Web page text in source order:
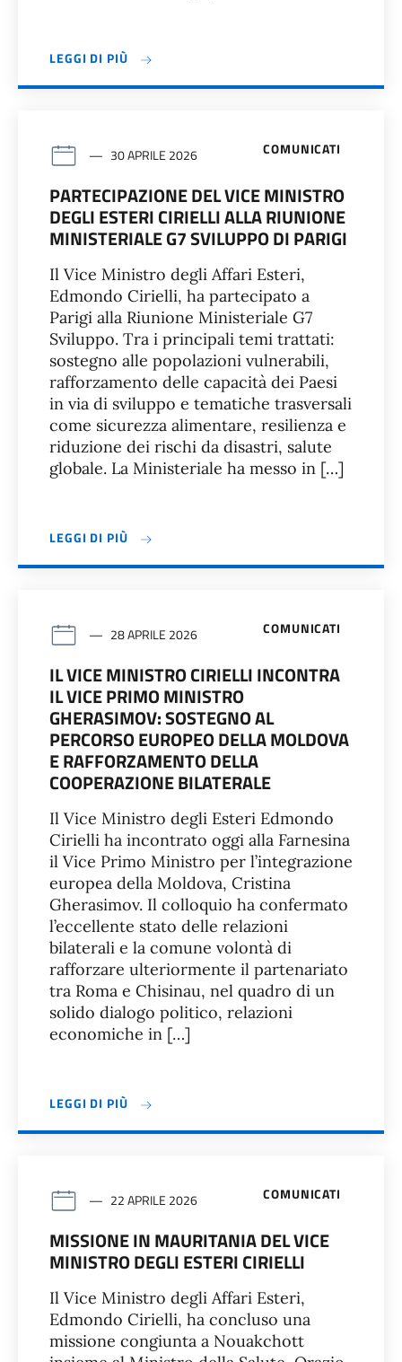
LEGGI DI PIÙ
COMUNICATI
30 APRILE 2026
PARTECIPAZIONE DEL VICE MINISTRO
DEGLI ESTERI CIRIELLI ALLA RIUNIONE
MINISTERIALE G7 SVILUPPO DI PARIGI
Il Vice Ministro degli Affari Esteri,
Edmondo Cirielli, ha partecipato a
Parigi alla Riunione Ministeriale G7
Sviluppo. Tra i principali temi trattati:
sostegno alle popolazioni vulnerabili,
rafforzamento delle capacità dei Paesi
in via di sviluppo e tematiche trasversali
come sicurezza alimentare, resilienza e
riduzione dei rischi da disastri, salute
globale. La Ministeriale ha messo in […]
LEGGI DI PIÙ
COMUNICATI
28 APRILE 2026
IL VICE MINISTRO CIRIELLI INCONTRA
IL VICE PRIMO MINISTRO
GHERASIMOV: SOSTEGNO AL
PERCORSO EUROPEO DELLA MOLDOVA
E RAFFORZAMENTO DELLA
COOPERAZIONE BILATERALE
Il Vice Ministro degli Esteri Edmondo
Cirielli ha incontrato oggi alla Farnesina
il Vice Primo Ministro per l’integrazione
europea della Moldova, Cristina
Gherasimov. Il colloquio ha confermato
l’eccellente stato delle relazioni
bilaterali e la comune volontà di
rafforzare ulteriormente il partenariato
tra Roma e Chisinau, nel quadro di un
solido dialogo politico, relazioni
economiche in […]
LEGGI DI PIÙ
COMUNICATI
22 APRILE 2026
MISSIONE IN MAURITANIA DEL VICE
MINISTRO DEGLI ESTERI CIRIELLI
Il Vice Ministro degli Affari Esteri,
Edmondo Cirielli, ha concluso una
missione congiunta a Nouakchott